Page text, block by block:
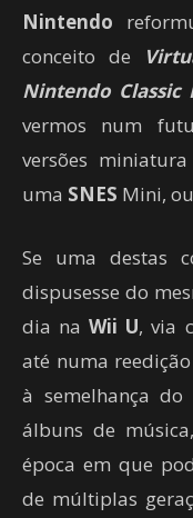
Nintendo
conceito de
Nintendo Classic
vermos num
versões
uma SNES Mini,
Se uma destas
dispusesse do
dia naWii U, via
até numa
à semelhança
álbuns de
época em que
de múltiplas